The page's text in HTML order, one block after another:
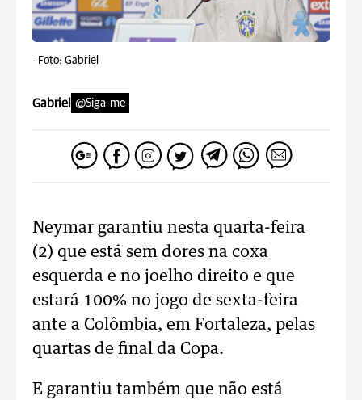
- Foto: Gabriel
Gabriel @Siga-me
Neymar garantiu nesta quarta-feira
(2) que está sem dores na coxa
esquerda e no joelho direito e que
estará 100% no jogo de sexta-feira
ante a Colômbia, em Fortaleza, pelas
quartas de final da Copa.
E garantiu também que não está